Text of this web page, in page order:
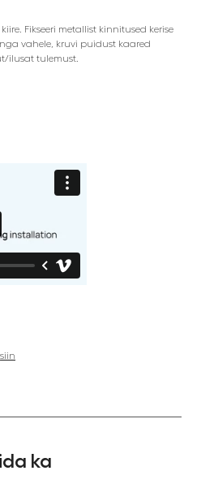
Fikseeri metallist kinnitused kerise
vahele, kruvi puidust kaared
ilusat tulemust.
siin
ka